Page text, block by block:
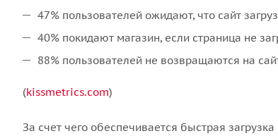
47% пользователей ожидают, что сайт
40% покидают магазин, если страница не
88% пользователей не возвращаются на
(kissmetrics.com)
За счет чего обеспечивается быстрая